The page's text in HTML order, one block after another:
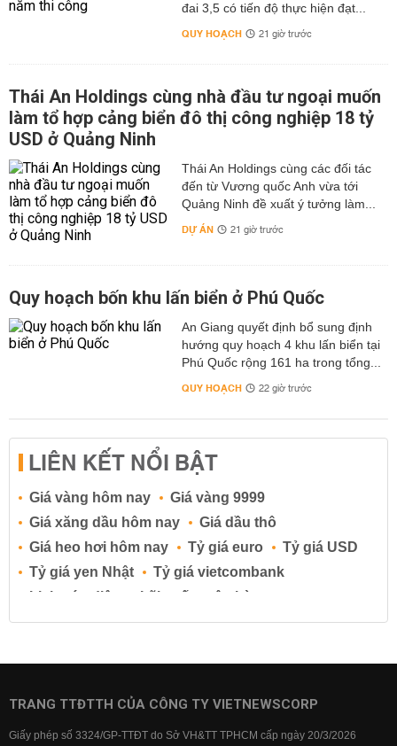
đai 3,5 có tiến độ thực hiện đạt...
QUY HOẠCH 21 giờ trước
Thái An Holdings cùng nhà đầu tư ngoại muốn
làm tổ hợp cảng biển đô thị công nghiệp 18 tỷ
USD ở Quảng Ninh
Thái An Holdings cùng các đối tác
đến từ Vương quốc Anh vừa tới
Quảng Ninh đề xuất ý tưởng làm...
DỰ ÁN 21 giờ trước
Quy hoạch bốn khu lấn biển ở Phú Quốc
An Giang quyết định bổ sung định
hướng quy hoạch 4 khu lấn biển tại
Phú Quốc rộng 161 ha trong tổng...
QUY HOẠCH 22 giờ trước
LIÊN KẾT NỔI BẬT
Giá vàng hôm nay
Giá vàng 9999
Giá xăng dầu hôm nay
Giá dầu thô
Giá heo hơi hôm nay
Tỷ giá euro
Tỷ giá USD
Tỷ giá yen Nhật
Tỷ giá vietcombank
Lịch cúp điện
Lãi suất ngân hàng
Lãi suất tiết kiệm
Lãi suất tiền gửi
Lãi suất ngân hàng BIDV
TRANG TTĐTTH CỦA CÔNG TY VIETNEWSCORP
Giấy phép số 3324/GP-TTĐT do Sở VH&TT TPHCM cấp ngày 20/3/2026